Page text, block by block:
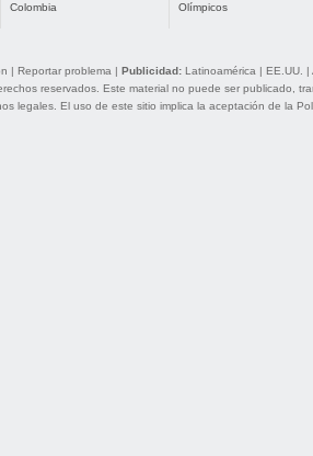
Colombia
Olímpicos
| Reportar problema | Publicidad: Latinoamérica | EE.UU. |
reservados. Este material no puede ser publicado,
legales. El uso de este sitio implica la aceptación de la